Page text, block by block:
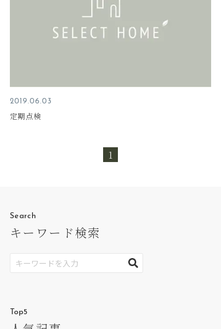
2019.06.03
定期点検
1
Search
キーワード検索
Top5